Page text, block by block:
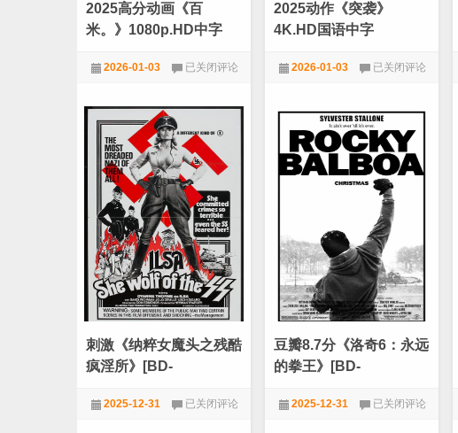
2025高分动画《百
米。》1080p.HD中字
2026-01-03
高
动
《百
米。》
1080p.HD
中
字
已关闭评论
2025动作《突袭》
4K.HD国语中字
2026-01-03
动
袭》
4K.HD
国
语
中
字
已关闭评论
刺激《纳粹女魔头之残酷
疯淫所》[BD-
字幕][4K-2160P][HDR
2025-12-31
激
已关闭评论
豆瓣8.7分《洛奇6：永远
的拳王》[BD-
幕][4K-2160P]
2025-12-31
瓣
已关闭评论